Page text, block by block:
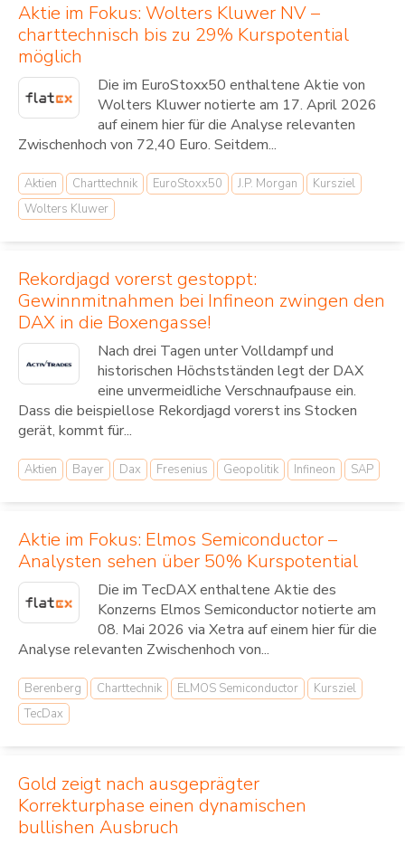
Aktie im Fokus: Wolters Kluwer NV –
charttechnisch bis zu 29% Kurspotential
möglich
Die im EuroStoxx50 enthaltene Aktie von
Wolters Kluwer notierte am 17. April 2026
auf einem hier für die Analyse relevanten
Zwischenhoch von 72,40 Euro. Seitdem...
Aktien Charttechnik EuroStoxx50 J.P. Morgan
Kursziel
Wolters Kluwer
Rekordjagd vorerst gestoppt:
Gewinnmitnahmen bei Infineon zwingen den
DAX in die Boxengasse!
Nach drei Tagen unter Volldampf und
historischen Höchstständen legt der DAX
eine unvermeidliche Verschnaufpause ein.
Dass die beispiellose Rekordjagd vorerst ins Stocken
gerät, kommt für...
Aktien Bayer Dax Fresenius Geopolitik Infineon SAP
Aktie im Fokus: Elmos Semiconductor –
Analysten sehen über 50% Kurspotential
Die im TecDAX enthaltene Aktie des
Konzerns Elmos Semiconductor notierte am
08. Mai 2026 via Xetra auf einem hier für die
Analyse relevanten Zwischenhoch von...
Berenberg Charttechnik ELMOS Semiconductor
Kursziel
TecDax
Gold zeigt nach ausgeprägter
Korrekturphase einen dynamischen
bullishen Ausbruch